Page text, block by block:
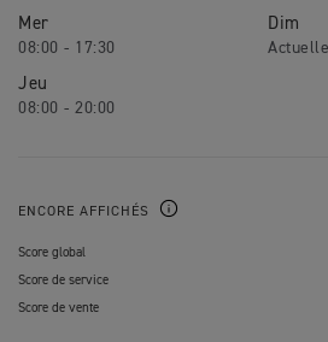
Mer
08:00 - 17:30
Jeu
08:00 - 20:00
Dim
ENCORE AFFICHÉS
Score global
Score de service
Score de vente